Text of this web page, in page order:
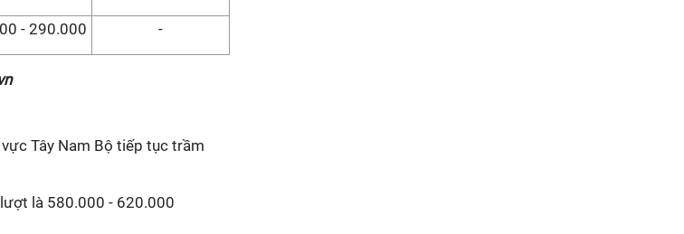
- 290.000 -
Tây Nam Bộ tiếp tục trầm
là 580.000 - 620.000